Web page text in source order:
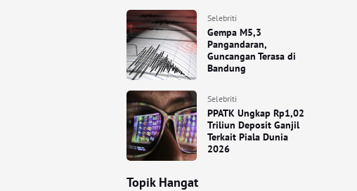
Selebriti
Gempa M5,3
Pangandaran,
Guncangan Terasa di
Bandung
Selebriti
PPATK Ungkap Rp1,02
Triliun Deposit Ganjil
Terkait Piala Dunia
2026
Topik Hangat